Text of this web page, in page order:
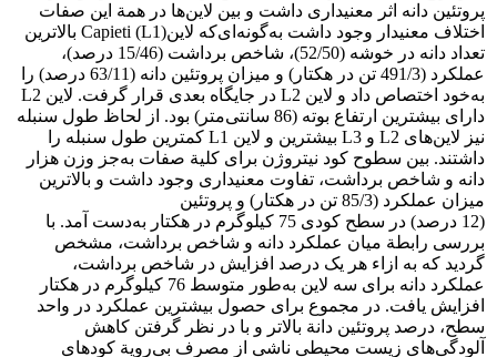
پروتئین دانه اثر معنی‏داری داشت و بین لاین‌ها در همة این صفات
اختلاف معنی‏دار وجود داشت به‌گونه‌ای‌که لاینCapieti (L1) بالاترین
تعداد دانه در خوشه (52/50)، شاخص برداشت (15/46 درصد)،
عملکرد (491/3 تن در هکتار) و میزان پروتئین دانه (63/11 درصد) را
به‌خود اختصاص داد و لاین L2 در جایگاه بعدی قرار گرفت. لاین L2
دارای بیشترین ارتفاع بوته (86 سانتی‌متر) بود. از لحاظ طول سنبله
نیز لاین‌های L2 و L3 بیشترین و لاین L1 کمترین طول سنبله را
داشتند. بین سطوح کود نیتروژن برای کلیة صفات به‌جز وزن هزار
دانه و شاخص برداشت، تفاوت معنی‏داری وجود داشت و بالاترین
میزان عملکرد (85/3 تن در هکتار) و پروتئین
(12 درصد) در سطح کودی 75 کیلوگرم در هکتار به‌دست آمد. با
بررسی رابطة میان عملکرد دانه و شاخص برداشت، مشخص
گردید که به ازاء هر یک درصد افزایش در شاخص برداشت،
عملکرد دانه برای سه لاین به‌طور متوسط 76 کیلوگرم در هکتار
افزایش یافت. در مجموع برای حصول بیشترین عملکرد در واحد
سطح، درصد پروتئین دانة بالاتر و با در نظر گرفتن کاهش
آلودگی‌های زیست محیطی ناشی از مصرف بی‌رویة کودهای